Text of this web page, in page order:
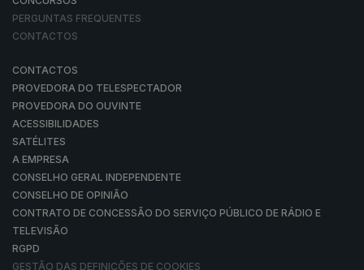
PERGUNTAS FREQUENTES
CONTACTOS
CONTACTOS
PROVEDORA DO TELESPECTADOR
PROVEDORA DO OUVINTE
ACESSIBILIDADES
SATÉLITES
A EMPRESA
CONSELHO GERAL INDEPENDENTE
CONSELHO DE OPINIÃO
CONTRATO DE CONCESSÃO DO SERVIÇO PÚBLICO DE RÁDIO E
TELEVISÃO
RGPD
GESTÃO DAS DEFINIÇÕES DE COOKIES